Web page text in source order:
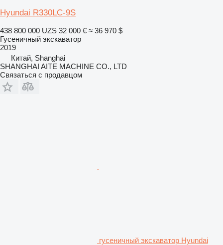
Hyundai R330LC-9S
438 800 000 UZS 32 000 € ≈ 36 970 $
Гусеничный экскаватор
2019
Китай, Shanghai
SHANGHAI AITE MACHINE CO., LTD
Связаться с продавцом
гусеничный экскаватор Hyundai